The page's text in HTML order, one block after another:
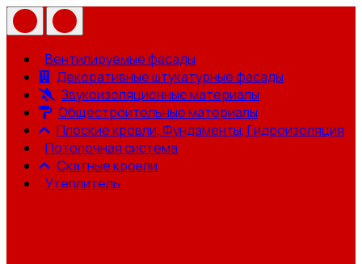
Вентилируемые фасады
Декоративные штукатурные фасады
Звукоизоляционные материалы
Общестроительные материалы
Плоские кровли, Фундаменты, Гидроизоляция
Потолочная система
Скатные кровли
Утеплитель